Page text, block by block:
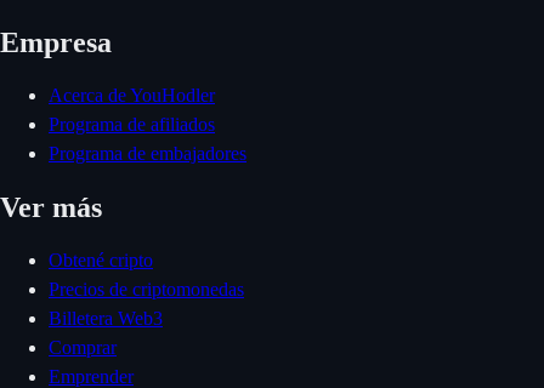
Empresa
Acerca de YouHodler
Programa de afiliados
Programa de embajadores
Ver más
Obtené cripto
Precios de criptomonedas
Billetera Web3
Comprar
Emprender